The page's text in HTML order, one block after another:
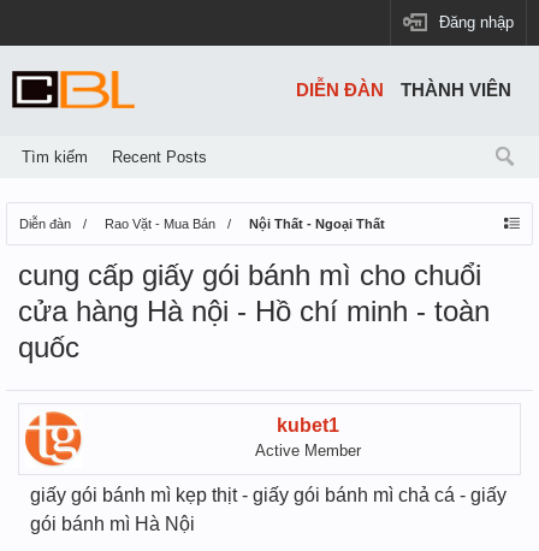
Đăng nhập
Diễn đàn Rao Vặt - Mua Bán Nội Thất - Ngoại Thất
cung cấp giấy gói bánh mì cho chuổi
cửa hàng Hà nội - Hồ chí minh - toàn
quốc
kubet1
Active Member
giấy gói bánh mì kẹp thịt - giấy gói bánh mì chả cá - giấy
gói bánh mì Hà Nội
DIỄN ĐÀN
Tìm kiếm Recent Posts
THÀNH VIÊN